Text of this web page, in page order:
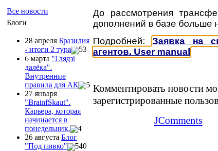
Все новости
Блоги
28 апреля Бразилия
- итоги 2 тура
53
6 марта "Глядзi
далёка".
Внутренние
правила для АК
5
27 января
"ВrainfSkaut".
Карьера, которая
начинается в
понедельник.
4
26 августа Блог
"Под пивко"
540
До рассмотрения
дополнений в базе больше
Подробней:Заявка на
агентов. User manual
Комментировать новости
зарегистрированные
JComments